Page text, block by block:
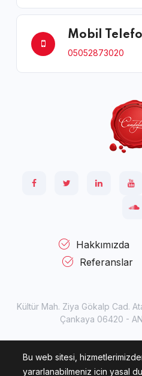
Mobil
05052873020
Hakkımızda
Referanslar
Kültür Mah. Ziya Gökalp Cad.
Çankaya 06420 -
hakları
Bu web sitesi,
yararlanabilmeniz icin yasal